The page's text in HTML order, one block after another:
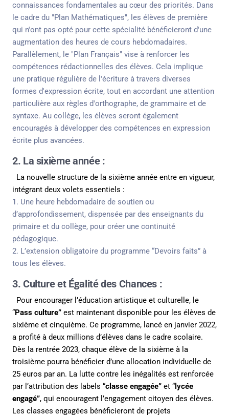
connaissances fondamentales au cœur des priorités. Dans
le cadre du "Plan Mathématiques", les élèves de première
qui n'ont pas opté pour cette spécialité bénéficieront d'une
augmentation des heures de cours hebdomadaires.
Parallèlement, le "Plan Français" vise à renforcer les
compétences rédactionnelles des élèves. Cela implique
une pratique régulière de l'écriture à travers diverses
formes d'expression écrite, tout en accordant une attention
particulière aux règles d'orthographe, de grammaire et de
syntaxe. Au collège, les élèves seront également
encouragés à développer des compétences en expression
écrite plus avancées.
2. La sixième année :
La nouvelle structure de la sixième année entre en vigueur,
intégrant deux volets essentiels :
1. Une heure hebdomadaire de soutien ou
d’approfondissement, dispensée par des enseignants du
primaire et du collège, pour créer une continuité
pédagogique.
2. L’extension obligatoire du programme “Devoirs faits” à
tous les élèves.
3. Culture et Égalité des Chances :
Pour encourager l’éducation artistique et culturelle, le
“Pass culture” est maintenant disponible pour les élèves de
sixième et cinquième. Ce programme, lancé en janvier 2022,
a profité à deux millions d’élèves dans le cadre scolaire.
Dès la rentrée 2023, chaque élève de la sixième à la
troisième pourra bénéficier d’une allocation individuelle de
25 euros par an. La lutte contre les inégalités est renforcée
par l’attribution des labels “classe engagée” et “ lycée
engagé”, qui encouragent l’engagement citoyen des élèves.
Les classes engagées bénéficieront de projets